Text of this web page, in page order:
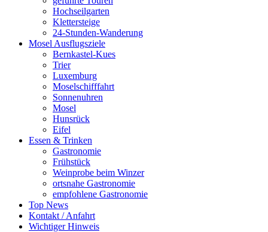
Hochseilgarten
Klettersteige
24-Stunden-Wanderung
Mosel Ausflugsziele
Bernkastel-Kues
Trier
Luxemburg
Moselschifffahrt
Sonnenuhren
Mosel
Hunsrück
Eifel
Essen & Trinken
Gastronomie
Frühstück
Weinprobe beim Winzer
ortsnahe Gastronomie
empfohlene Gastronomie
Top News
Kontakt / Anfahrt
Wichtiger Hinweis